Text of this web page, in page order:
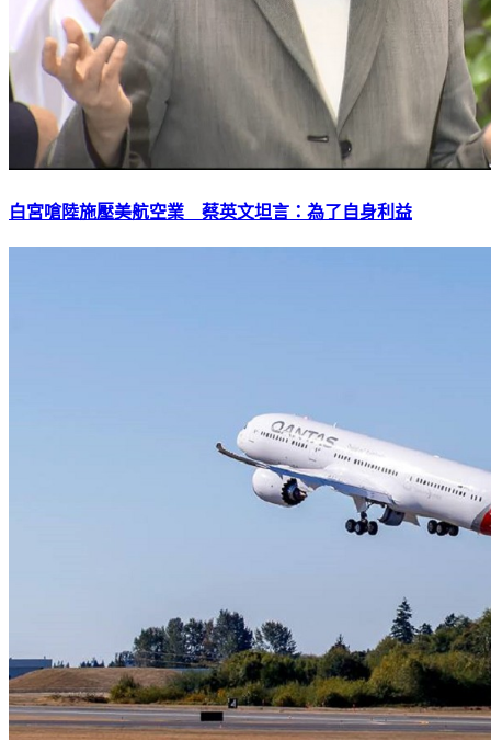
白宮嗆陸施壓美航空業 蔡英文坦言：為了自身利益